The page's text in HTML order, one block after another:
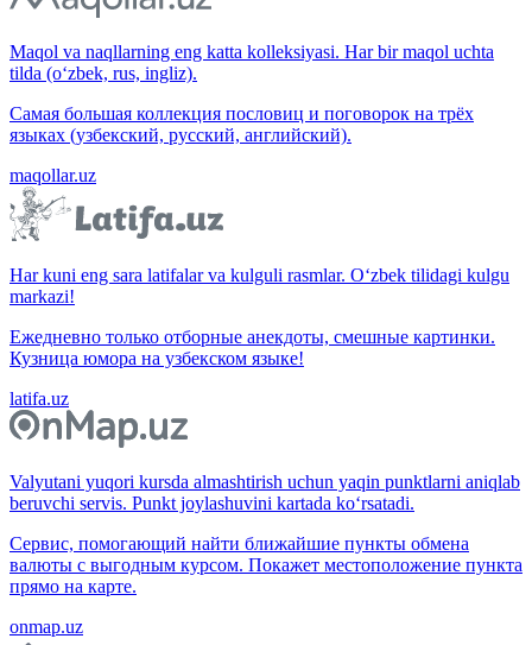
Maqol va naqllarning eng katta kolleksiyasi. Har bir maqol uchta
tilda (o‘zbek, rus, ingliz).
Самая большая коллекция пословиц и поговорок на трёх
языках (узбекский, русский, английский).
maqollar.uz
Har kuni eng sara latifalar va kulguli rasmlar. O‘zbek tilidagi kulgu
markazi!
Ежедневно только отборные анекдоты, смешные картинки.
Кузница юмора на узбекском языке!
latifa.uz
Valyutani yuqori kursda almashtirish uchun yaqin punktlarni aniqlab
beruvchi servis. Punkt joylashuvini kartada ko‘rsatadi.
Сервис, помогающий найти ближайшие пункты обмена
валюты с выгодным курсом. Покажет местоположение пункта
прямо на карте.
onmap.uz